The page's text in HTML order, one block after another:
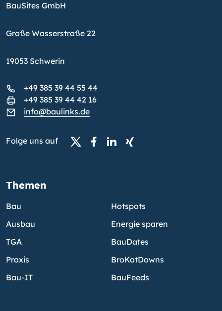
BauSites GmbH
Große Wasserstraße 22
19053 Schwerin
+49 385 39 44 55 44
+49 385 39 44 42 16
info@baulinks.de
Folge uns auf
Themen
Bau
Ausbau
TGA
Praxis
Bau-IT
Hotspots
Energie sparen
BauDates
BroKatDowns
BauFeeds